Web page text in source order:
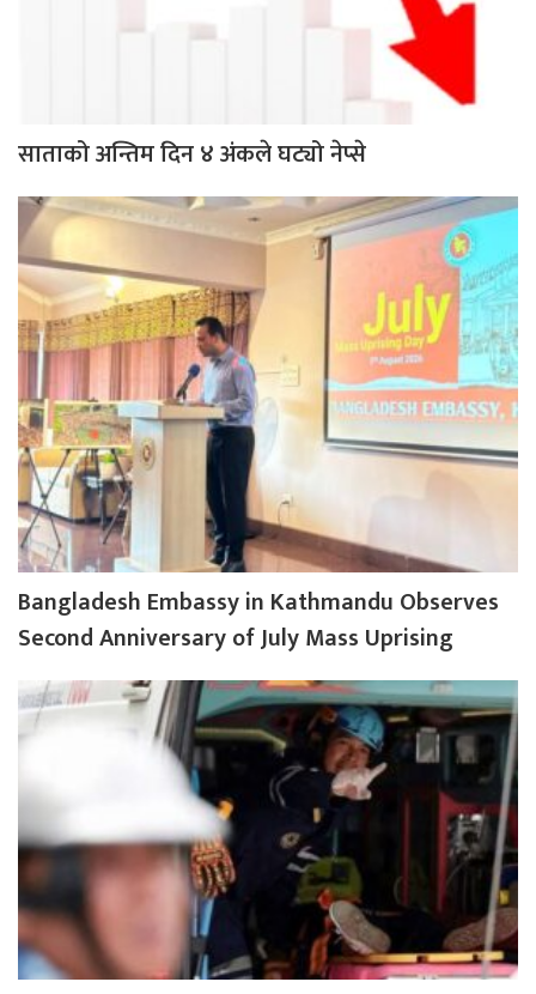
साताको अन्तिम दिन ४ अंकले घट्यो नेप्से
Bangladesh Embassy in Kathmandu Observes
Second Anniversary of July Mass Uprising